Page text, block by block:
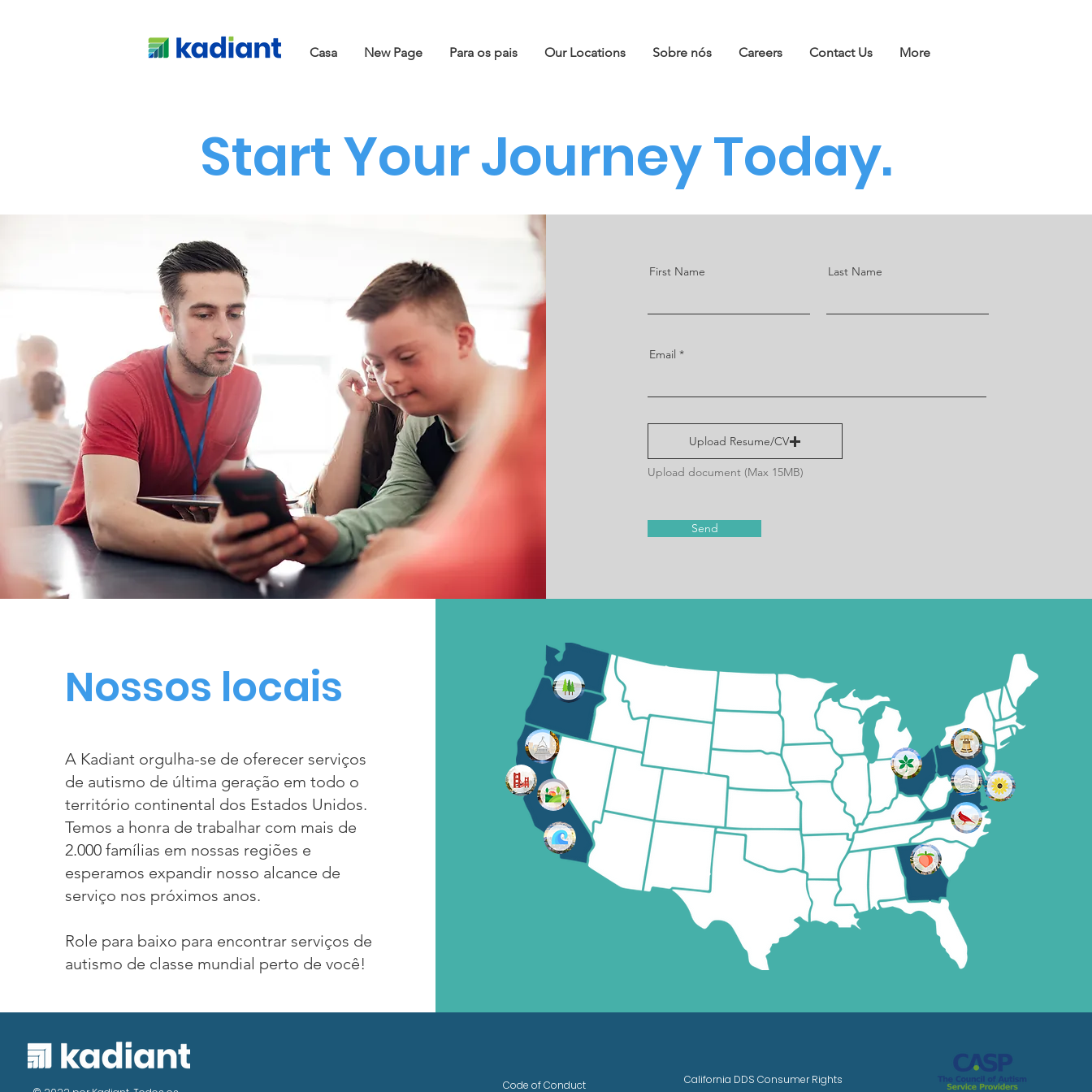
Casa New Page Para os pais Our Locations Sobre nós Careers Contact Us More
Start Your Journey Today.
First Name Last Name
Email
Upload Resume/CV
Upload document (Max 15MB)
Send
Nossos locais
A Kadiant orgulha-se de oferecer serviços
de autismo de última geração em todo o
território continental dos Estados Unidos.
Temos a honra de trabalhar com mais de
2.000 famílias em nossas regiões e
esperamos expandir nosso alcance de
serviço nos próximos anos.
Role para baixo para encontrar serviços de
autismo de classe mundial perto de você!
Code of Conduct California DDS Consumer Rights